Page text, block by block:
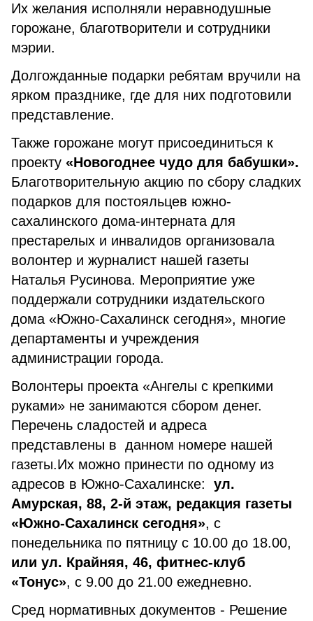
Их желания исполняли неравнодушные
горожане, благотворители и сотрудники
мэрии.
Долгожданные подарки ребятам вручили на
ярком празднике, где для них подготовили
представление.
Также горожане могут присоединиться к
проекту «Новогоднее чудо для бабушки».
Благотворительную акцию по сбору сладких
подарков для постояльцев южно-
сахалинского дома-интерната для
престарелых и инвалидов организовала
волонтер и журналист нашей газеты
Наталья Русинова. Мероприятие уже
поддержали сотрудники издательского
дома «Южно-Сахалинск сегодня», многие
департаменты и учреждения
администрации города.
Волонтеры проекта «Ангелы с крепкими
руками» не занимаются сбором денег.
Перечень сладостей и адреса
представлены в данном номере нашей
газеты.Их можно принести по одному из
адресов в Южно-Сахалинске: ул.
Амурская, 88, 2-й этаж, редакция газеты
«Южно-Сахалинск сегодня», с
понедельника по пятницу с 10.00 до 18.00,
или ул. Крайняя, 46, фитнес-клуб
«Тонус», с 9.00 до 21.00 ежедневно.
Сред нормативных документов - Решение